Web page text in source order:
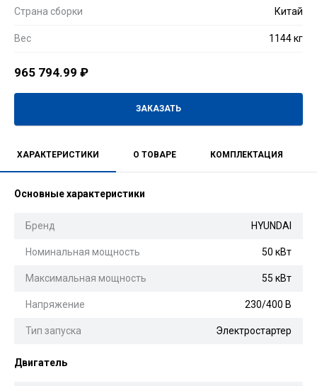
Страна сборки Китай
Вес 1144 кг
965 794.99 ₽
ЗАКАЗАТЬ
ХАРАКТЕРИСТИКИ О ТОВАРЕ КОМПЛЕКТАЦИЯ
Основные характеристики
Бренд HYUNDAI
Номинальная мощность 50 кВт
Максимальная мощность 55 кВт
Напряжение 230/400 В
Тип запуска Электростартер
Двигатель